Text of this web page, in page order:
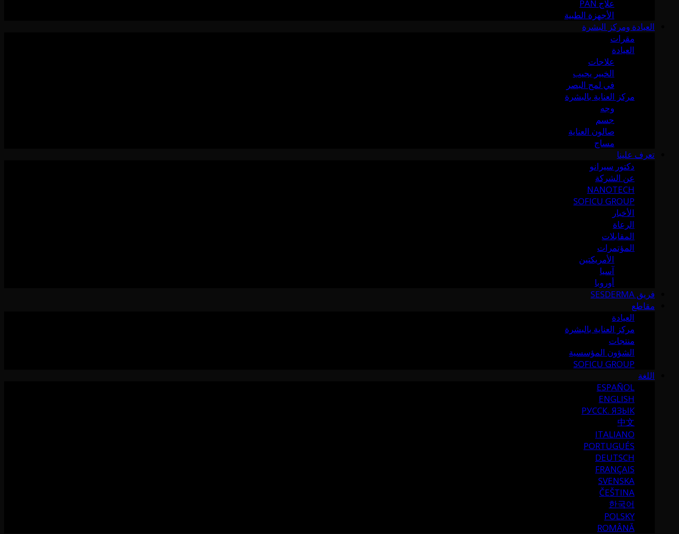
علاج PAN
الأجهزة الطبية
العيادة ومركز البشرة
مقرات
العيادة
علاجات
الخبير يجيب
في لمح البصر
مركز العناية بالبشرة
وجه
جسم
صالون العناية
مساج
تعرف علينا
دكتور سيرانو
عن الشركة
NANOTECH
SOFICU GROUP
الأخبار
الرعاة
المقابلات
المؤتمرات
الأمريكتين
آسيا
أوروبا
فريق SESDERMA
مقاطع
العيادة
مركز العناية بالبشرة
منتجات
الشؤون المؤسسية
SOFICU GROUP
اللغة
ESPAÑOL
ENGLISH
РУССК. ЯЗЫК
中文
ITALIANO
PORTUGUÉS
DEUTSCH
FRANÇAIS
SVENSKA
ČEŠTINA
한국어
POLSKY
ROMÂNĂ